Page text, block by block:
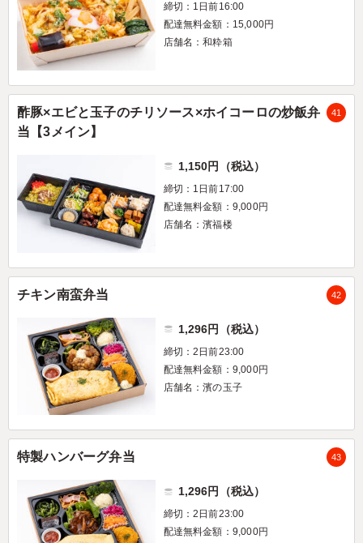
締切：1日前16:00
配達無料金額：15,000円
店舗名：和粋箱
酢豚×エビと玉子のチリソース×ホイコーロの炒飯弁
当【3メイン】
41
1,150円（税込）
締切：1日前17:00
配達無料金額：9,000円
店舗名：濱福楼
チキン南蛮弁当 42
1,296円（税込）
締切：2日前23:00
配達無料金額：9,000円
店舗名：濱の玉子
特製ハンバーグ弁当 43
1,296円（税込）
締切：2日前23:00
配達無料金額：9,000円